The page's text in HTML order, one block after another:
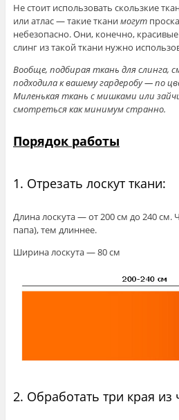
Не стоит использовать скользкие
или атлас — такие тканимогут
небезопасно. Они, конечно,
слинг из такой ткани нужно
Вообще, подбирая ткань для слинга,
подходила к вашему гардеробу — по
Миленькая ткань с мишками или
смотреться как минимум странно.
Порядок работы
1. Отрезать лоскут ткани:
Длина лоскута — от 200 см до 240
папа), тем длиннее.
Ширина лоскута — 80 см
2. Обработать три края из